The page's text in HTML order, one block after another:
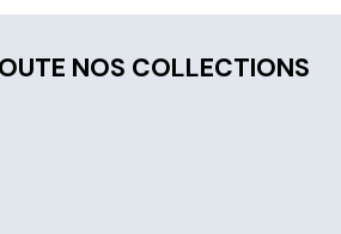
NOS COLLECTIONS